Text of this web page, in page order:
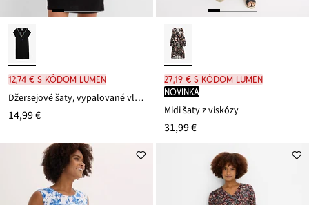
12,74 € s kódom LUMEN
Džersejové šaty, vypaľované vlákno
14,99 €
27,19 € s kódom LUMEN
novinka
Midi šaty z viskózy
31,99 €